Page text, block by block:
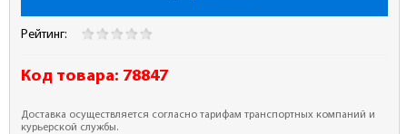
Рейтинг:
Код товара: 78847
Доставка осуществляется согласно тарифам транспортных компаний и
курьерской службы.